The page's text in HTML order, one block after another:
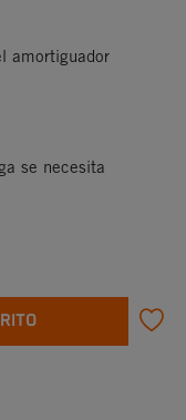
amortiguador
se necesita